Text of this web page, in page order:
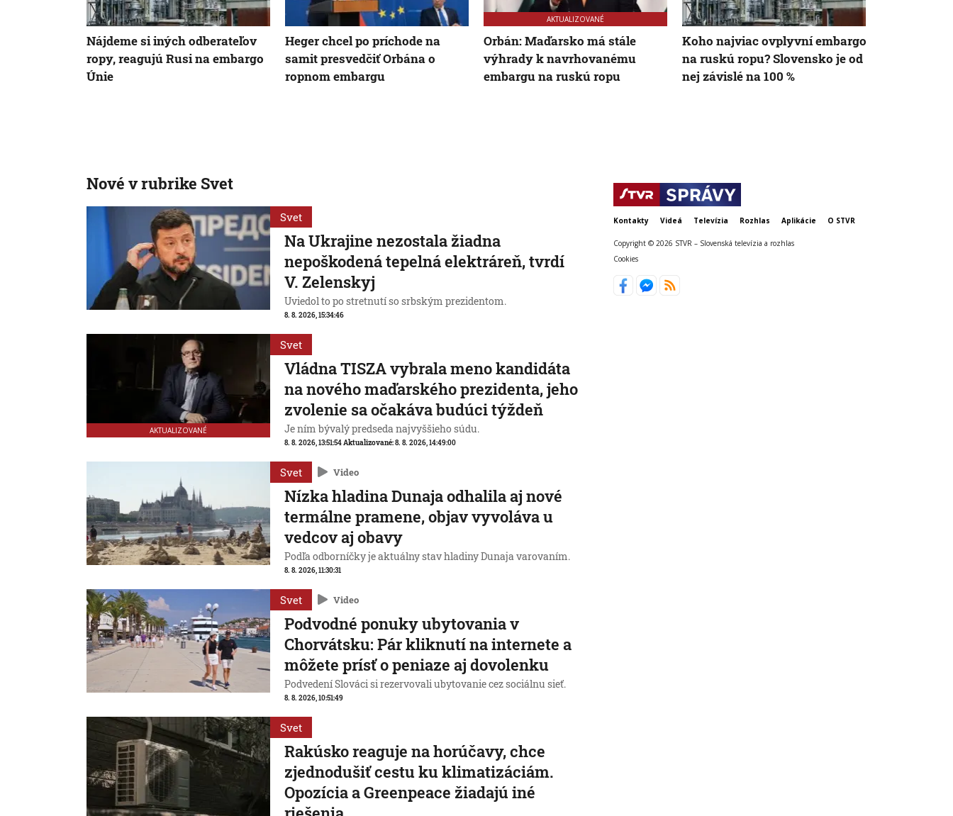
Nájdeme si iných odberateľov
ropy, reagujú Rusi na embargo
Únie
Heger chcel po príchode na
samit presvedčiť Orbána o
ropnom embargu
AKTUALIZOVANÉ
Orbán: Maďarsko má stále
výhrady k navrhovanému
embargu na ruskú ropu
Koho najviac ovplyvní embargo
na ruskú ropu? Slovensko je od
nej závislé na 100 %
Nové v rubrike Svet
Svet
Na Ukrajine nezostala žiadna
nepoškodená tepelná elektráreň, tvrdí
V. Zelenskyj
Uviedol to po stretnutí so srbským prezidentom.
8. 8. 2026, 15:34:46
AKTUALIZOVANÉ
Svet
Vládna TISZA vybrala meno kandidáta
na nového maďarského prezidenta, jeho
zvolenie sa očakáva budúci týždeň
Je ním bývalý predseda najvyššieho súdu.
8. 8. 2026, 13:51:54Aktualizované:8. 8. 2026, 14:49:00
Svet Video
Nízka hladina Dunaja odhalila aj nové
termálne pramene, objav vyvoláva u
vedcov aj obavy
Podľa odborníčky je aktuálny stav hladiny Dunaja varovaním.
8. 8. 2026, 11:30:31
Svet Video
Podvodné ponuky ubytovania v
Chorvátsku: Pár kliknutí na internete a
môžete prísť o peniaze aj dovolenku
Podvedení Slováci si rezervovali ubytovanie cez sociálnu sieť.
8. 8. 2026, 10:51:49
Svet
Rakúsko reaguje na horúčavy, chce
zjednodušiť cestu ku klimatizáciám.
Opozícia a Greenpeace žiadajú iné
Kontakty Videá Televízia Rozhlas Aplikácie O STVR
Copyright © 2026 STVR – Slovenská televízia a rozhlas
Cookies